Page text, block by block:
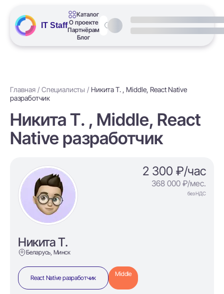
IT Staff
Каталог
О проекте
Партнёрам
Блог
Главная Специалисты
Никита Т. , Middle, React Native
разработчик
Никита Т. , Middle, React
Native разработчик
Никита Т.
Беларусь, Минск
2 300 ₽/час
368 000 ₽/мес.
без НДС
React Native разработчик
Middle